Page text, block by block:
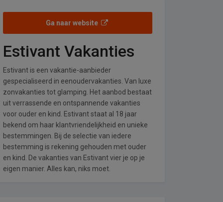
Ga naar website
Estivant Vakanties
Estivant is een vakantie-aanbieder
gespecialiseerd in eenoudervakanties. Van luxe
zonvakanties tot glamping. Het aanbod bestaat
uit verrassende en ontspannende vakanties
voor ouder en kind. Estivant staat al 18 jaar
bekend om haar klantvriendelijkheid en unieke
bestemmingen. Bij de selectie van iedere
bestemming is rekening gehouden met ouder
en kind. De vakanties van Estivant vier je op je
eigen manier. Alles kan, niks moet.